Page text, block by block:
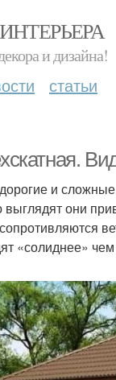
и дизайна!
статьи
и сложные
выглядят они
«солиднее»